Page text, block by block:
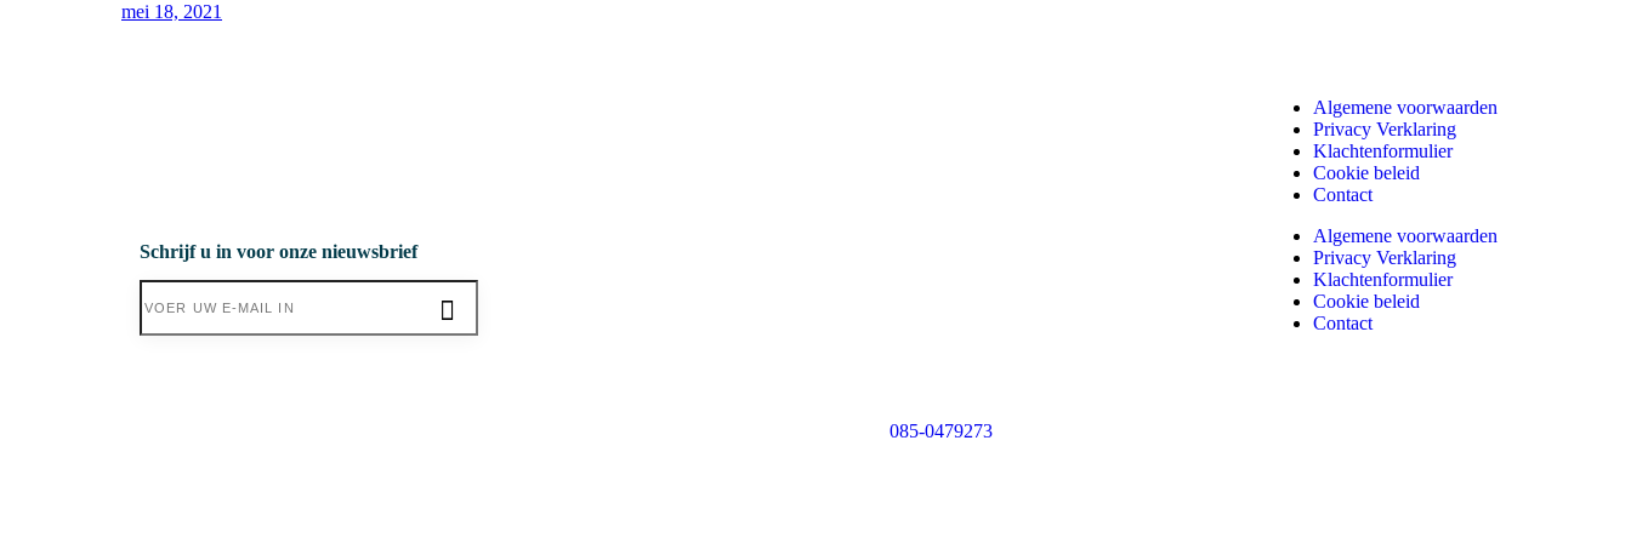
mei 18, 2021
Schrijf u in voor onze nieuwsbrief
085-0479273
Algemene voorwaarden
Privacy Verklaring
Klachtenformulier
Cookie beleid
Contact
Algemene voorwaarden
Privacy Verklaring
Klachtenformulier
Cookie beleid
Contact